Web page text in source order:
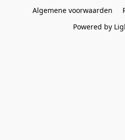
Algemene voorwaarden
Powered by